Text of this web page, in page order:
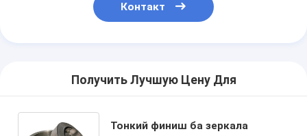
Контакт
Получить Лучшую Цену Для
Тонкий финиш ба зеркала